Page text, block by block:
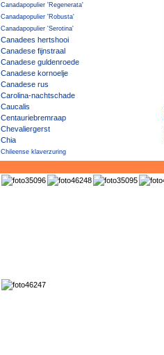
Canadapopulier 'Regenerata'
Canadapopulier 'Robusta'
Canadapopulier 'Serotina'
Canadees hertshooi
Canadese fijnstraal
Canadese guldenroede
Canadese kornoelje
Canadese rus
Carolina-nachtschade
Caucalis
Centauriebremraap
Chevaliergerst
Chia
Chileense klaverzuring
Chinees vergeet-mij-nietje
Chinese anjer
Chinese liguster
Chinese naaldaar